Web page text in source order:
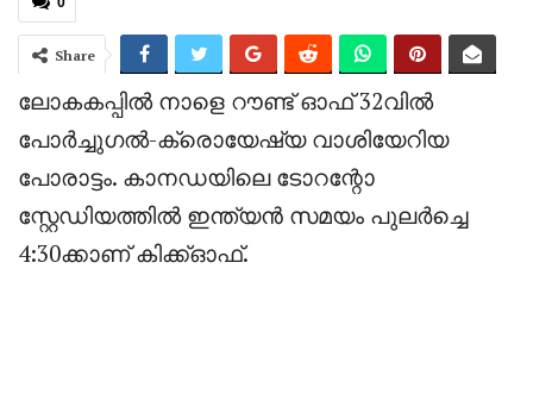
Share
‎ലോകകപ്പിൽ നാളെ റൗണ്ട് ഓഫ് 32വിൽ
പോർച്ചുഗൽ-ക്രൊയേഷ്യ വാശിയേറിയ
പോരാട്ടം. കാനഡയിലെ ടോറന്റോ
സ്റ്റേഡിയത്തിൽ ഇന്ത്യൻ സമയം പുലർച്ചെ
4:30ക്കാണ് കിക്ക്ഓഫ്.